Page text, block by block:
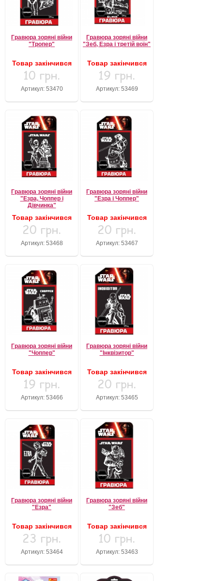
Гравюра зоряні війни
"Тропер"
Товар закінчився
10 грн.
Артикул: 53470
Гравюра зоряні війни
"Зеб, Езра і третій воїн"
Товар закінчився
19 грн.
Артикул: 53469
Гравюра зоряні війни
"Езра, Чоппер і
Дівчинка"
Товар закінчився
20 грн.
Артикул: 53468
Гравюра зоряні війни
"Езра і Чоппер"
Товар закінчився
20 грн.
Артикул: 53467
Гравюра зоряні війни
"Чоппер"
Товар закінчився
19 грн.
Артикул: 53466
Гравюра зоряні війни
"Інквізитор"
Товар закінчився
20 грн.
Артикул: 53465
Гравюра зоряні війни
"Езра"
Товар закінчився
23 грн.
Артикул: 53464
Гравюра зоряні війни
"Зеб"
Товар закінчився
10 грн.
Артикул: 53463